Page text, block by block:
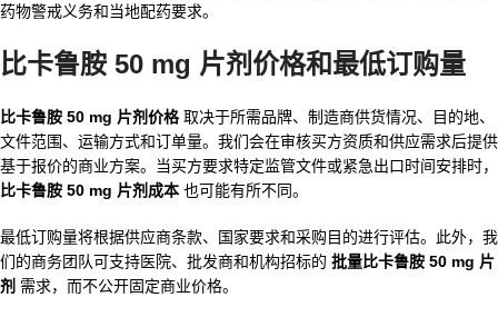
药物警戒义务和当地配药要求。
比卡鲁胺 50 mg 片剂价格和最低订购量
比卡鲁胺 50 mg 片剂价格取决于所需品牌、制造商供货情况、目的地、
文件范围、运输方式和订单量。我们会在审核买方资质和供应需求后提供
基于报价的商业方案。当买方要求特定监管文件或紧急出口时间安排时，
比卡鲁胺 50 mg 片剂成本 也可能有所不同。
最低订购量将根据供应商条款、国家要求和采购目的进行评估。此外，我
们的商务团队可支持医院、批发商和机构招标的 批量比卡鲁胺 50 mg 片
剂 需求，而不公开固定商业价格。